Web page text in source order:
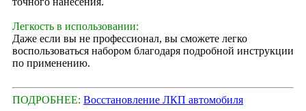
Легкость в использовании:
Даже если вы не профессионал, вы сможете легко
воспользоваться набором благодаря подробной инструкции
по применению.
ПОДРОБНЕЕ: Восстановление ЛКП автомобиля